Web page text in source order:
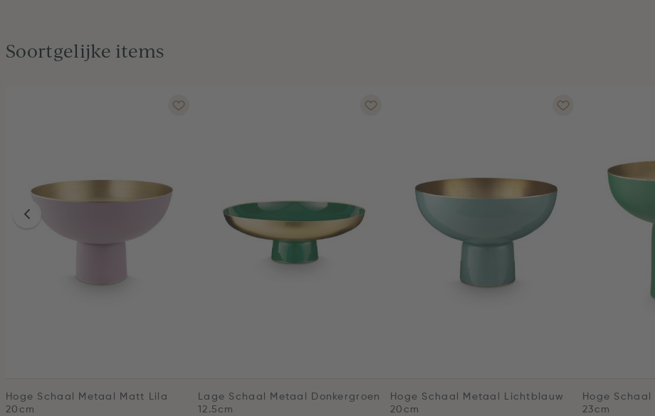
Soortgelijke items
Hoge Schaal Metaal Matt Lila
20cm
Lage Schaal Metaal Donkergroen
12.5cm
Hoge Schaal Metaal Lichtblauw
20cm
Hoge
23cm